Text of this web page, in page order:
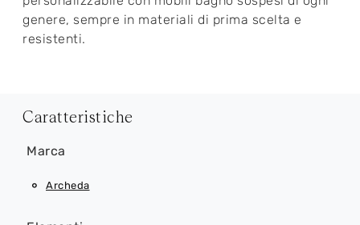
genere, sempre in materiali di prima scelta e
resistenti.
Caratteristiche
Marca
Archeda